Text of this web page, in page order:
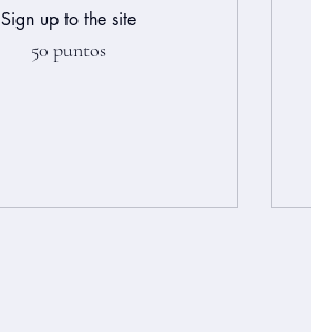
Sign up to the site
50 puntos